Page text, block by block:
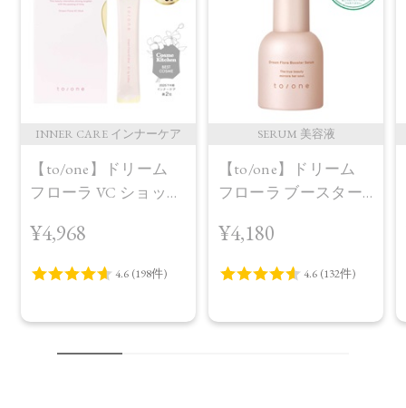
INNER CARE インナーケア
【to/one】ドリーム
フローラ VC ショット
¥4,968
SERUM 美容液
【to/one】ドリーム
フローラ ブースター
＞
¥4,180